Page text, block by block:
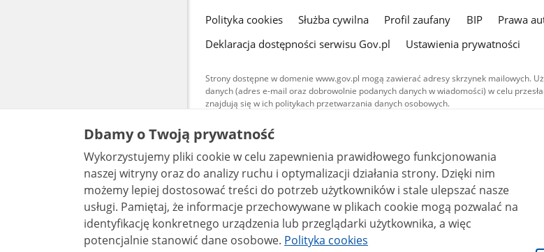
gov.pl
Polityka cookies Służba cywilna Profil zaufany BIP Prawa
Deklaracja dostępności serwisu Gov.pl
Ustawienia prywatności
Strony dostępne w domenie www.gov.pl mogą zawierać adresy skrzynek mailowych.
danych (adres e-mail oraz dobrowolnie podanych danych w wiadomości) w celu
znajdują się w ich politykach przetwarzania danych osobowych.
Treści tekstowe publikowane w serwisie (z wyłączeniem treści
udostępniane na licencji typu Creative Commons: uznanie autorstwa - na
warunkach 4.0 (CC BY-SA 4.0). Materiały audiowizualne, w tym zdjęcia,
są udostępniane na licencji typu Creative Commons: uznanie autorstwa
bez utworów zależnych 4.0 (CC BY-NC-ND 4.0), o ile nie jest to
Dbamy o Twoją prywatność
Wykorzystujemy pliki cookie w celu zapewnienia prawidłowego funkcjonowania
naszej witryny oraz do analizy ruchu i optymalizacji działania strony. Dzięki nim
możemy lepiej dostosować treści do potrzeb użytkowników i stale ulepszać nasze
usługi. Pamiętaj, że informacje przechowywane w plikach cookie mogą pozwalać na
identyfikację konkretnego urządzenia lub przeglądarki użytkownika, a więc
potencjalnie stanowić dane osobowe. Polityka cookies